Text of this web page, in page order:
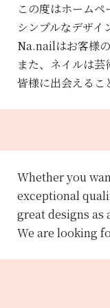
この度はホーム
シンプルなデザ
Na.nailはお客様
また、ネイルは
皆様に出会える
Whether you
exceptional
great designs as
We are looking